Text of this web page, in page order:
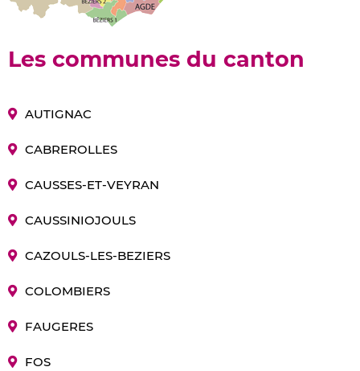
Les communes du canton
AUTIGNAC
CABREROLLES
CAUSSES-ET-VEYRAN
CAUSSINIOJOULS
CAZOULS-LES-BEZIERS
COLOMBIERS
FAUGERES
FOS